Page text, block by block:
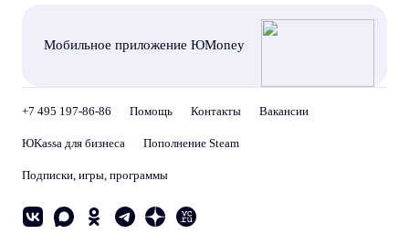
Мобильное приложение ЮMoney
+7 495 197-86-86 Помощь Контакты Вакансии
ЮKassa для бизнеса Пополнение Steam
Подписки, игры, программы